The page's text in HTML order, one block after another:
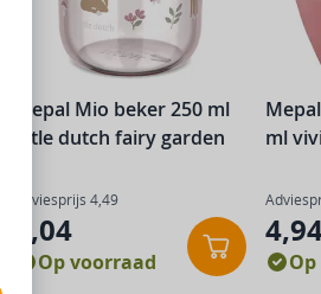
Mepal Mio beker 250 ml
little dutch fairy garden
Adviesprijs 4,49
4,04
Op voorraad In
ml